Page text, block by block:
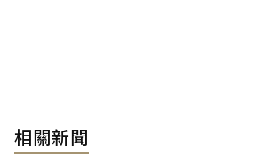
相關新聞